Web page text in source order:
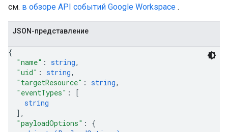
см. в обзоре API событий Google Workspace .
JSON-представление
{
"name" : string,
"uid" : string,
"targetResource" : string,
"eventTypes" :
[
string
] ,
"payloadOptions" : {